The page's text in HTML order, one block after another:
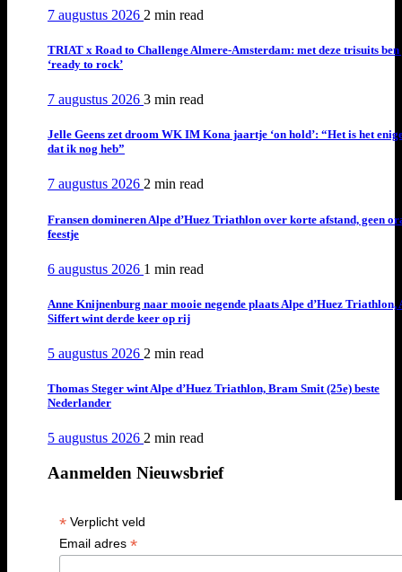
7 augustus 2026 2 min read
TRIAT x Road to Challenge Almere-Amsterdam: met deze trisuits ben
‘ready to rock’
7 augustus 2026 3 min read
Jelle Geens zet droom WK IM Kona jaartje ‘on hold’: “Het is het
dat ik nog heb”
7 augustus 2026 2 min read
Fransen domineren Alpe d’Huez Triathlon over korte afstand, geen
feestje
6 augustus 2026 1 min read
Anne Knijnenburg naar mooie negende plaats Alpe d’Huez Triathlon,
Siffert wint derde keer op rij
5 augustus 2026 2 min read
Thomas Steger wint Alpe d’Huez Triathlon, Bram Smit (25e) beste
Nederlander
5 augustus 2026 2 min read
Aanmelden Nieuwsbrief
*Verplicht veld
Email adres *